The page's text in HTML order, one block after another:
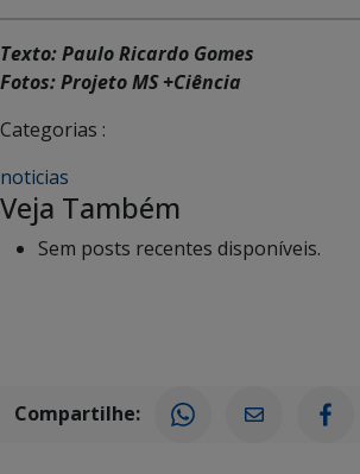
Texto: Paulo Ricardo Gomes
Fotos: Projeto MS +Ciência
Categorias :
noticias
Veja Também
Sem posts recentes disponíveis.
Compartilhe: